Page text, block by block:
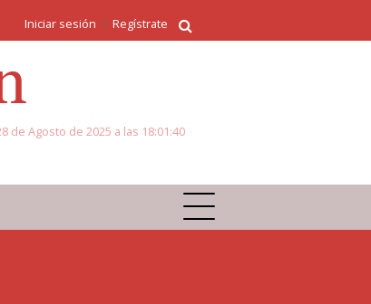
Iniciar sesión Regístrate
de Agosto de 2025 a las 18:01:40